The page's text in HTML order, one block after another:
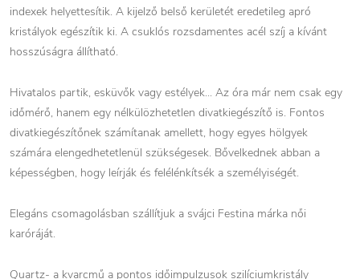
indexek helyettesítik. A kijelző belső kerületét eredetileg apró
kristályok egészítik ki. A csuklós rozsdamentes acél szíj a kívánt
hosszúságra állítható.
Hivatalos partik, esküvők vagy estélyek... Az óra már nem csak egy
időmérő, hanem egy nélkülözhetetlen divatkiegészítő is. Fontos
divatkiegészítőnek számítanak amellett, hogy egyes hölgyek
számára elengedhetetlenül szükségesek. Bővelkednek abban a
képességben, hogy leírják és felélénkítsék a személyiségét.
Elegáns csomagolásban szállítjuk a svájci Festina márka női
karóráját.
Quartz- a kvarcmű a pontos időimpulzusok szilíciumkristály